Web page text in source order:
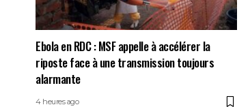
Ebola en RDC : MSF appelle à accélérer la
riposte face à une transmission toujours
alarmante
4 heures ago